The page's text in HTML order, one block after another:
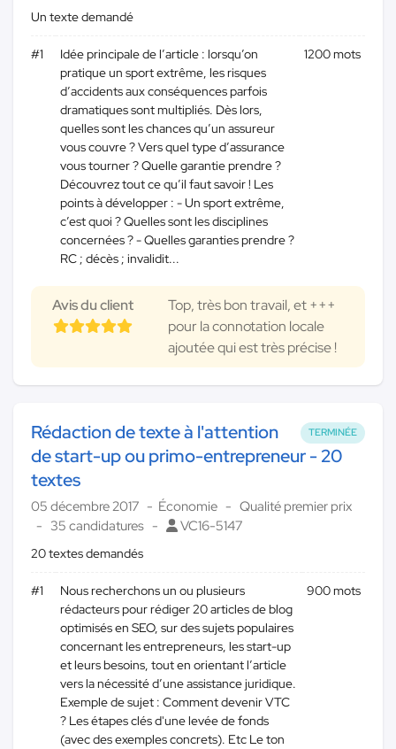
Un texte demandé
#1
Idée principale de l’article : lorsqu’on
pratique un sport extrême, les risques
d’accidents aux conséquences parfois
dramatiques sont multipliés. Dès lors,
quelles sont les chances qu’un assureur
vous couvre ? Vers quel type d’assurance
vous tourner ? Quelle garantie prendre ?
Découvrez tout ce qu’il faut savoir ! Les
points à développer : - Un sport extrême,
c’est quoi ? Quelles sont les disciplines
concernées ? - Quelles garanties prendre ?
RC ; décès ; invalidit...
1200 mots
Avis du client
Top, très bon travail, et +++
pour la connotation locale
ajoutée qui est très précise !
TERMINÉE
Rédaction de texte à l'attention
de start-up ou primo-entrepreneur - 20
textes
05 décembre 2017 Économie
Qualité premier prix
35 candidatures
VC16-5147
20 textes demandés
#1
Nous recherchons un ou plusieurs
rédacteurs pour rédiger 20 articles de blog
optimisés en SEO, sur des sujets populaires
concernant les entrepreneurs, les start-up
et leurs besoins, tout en orientant l’article
vers la nécessité d’une assistance juridique.
Exemple de sujet : Comment devenir VTC
? Les étapes clés d'une levée de fonds
(avec des exemples concrets). Etc Le ton
900 mots